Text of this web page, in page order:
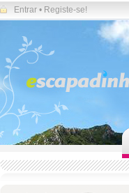
Entrar • Registe-se!